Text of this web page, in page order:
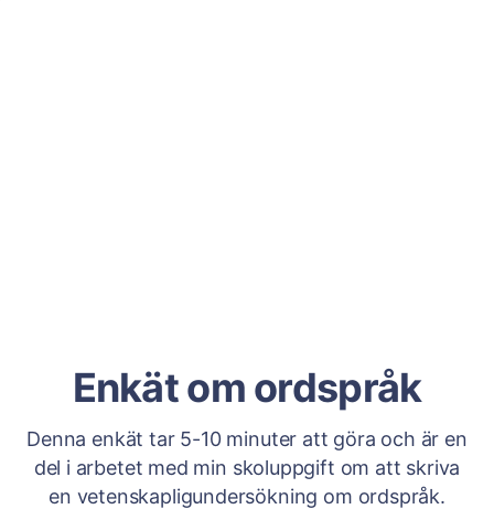
Enkät om ordspråk
Denna enkät tar 5-10 minuter att göra och är en
del i arbetet med min skoluppgift om att skriva
en vetenskapligundersökning om ordspråk.